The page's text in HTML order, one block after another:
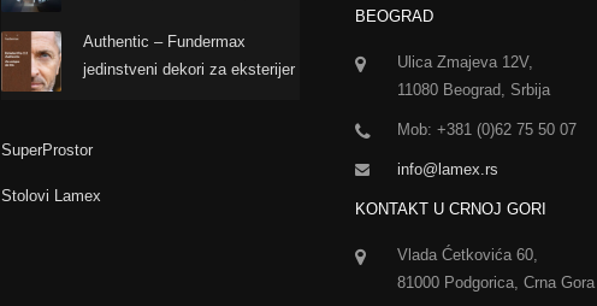
Authentic – Fundermax
jedinstveni dekori za eksterijer
SuperProstor
Stolovi Lamex
BEOGRAD
Ulica Zmajeva 12V,
11080 Beograd, Srbija
Mob: +381 (0)62 75 50 07
info@lamex.rs
KONTAKT U CRNOJ GORI
Vlada Ćetkovića 60,
81000 Podgorica, Crna Gora